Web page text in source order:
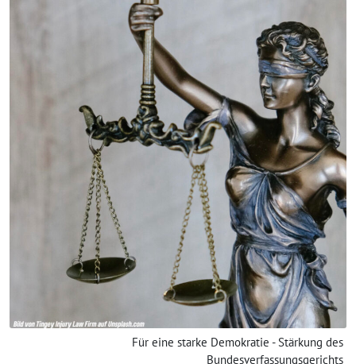
Für eine starke Demokratie - Stärkung des
Bundesverfassungsgerichts